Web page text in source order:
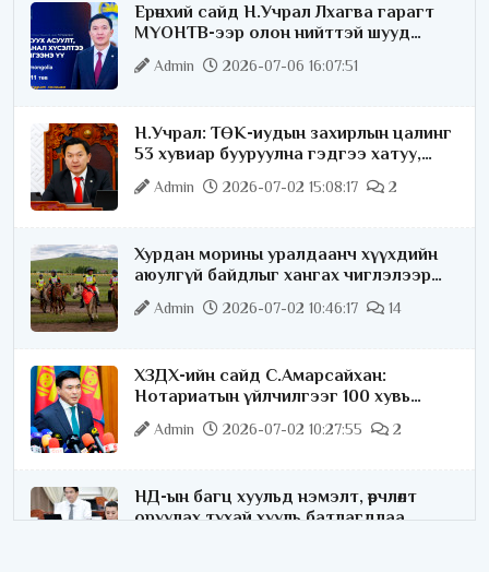
Ерөнхий сайд Н.Учрал Лхагва гарагт
МҮОНТВ-ээр олон нийттэй шууд
ярилцана
Admin 2026-07-06 16:07:51
Н.Учрал: ТӨК-иудын захирлын цалинг
53 хувиар бууруулна гэдгээ хатуу,
хариуцлагатайгаар хэлье
Admin 2026-07-02 15:08:17 2
Хурдан морины уралдаанч хүүхдийн
аюулгүй байдлыг хангах чиглэлээр
ажиллаж байна
Admin 2026-07-02 10:46:17 14
ХЗДХ-ийн сайд С.Амарсайхан:
Нотариатын үйлчилгээг 100 хувь
цахимжуулна
Admin 2026-07-02 10:27:55 2
НД-ын багц хуульд нэмэлт, өөрчлөлт
оруулах тухай хууль батлагдлаа